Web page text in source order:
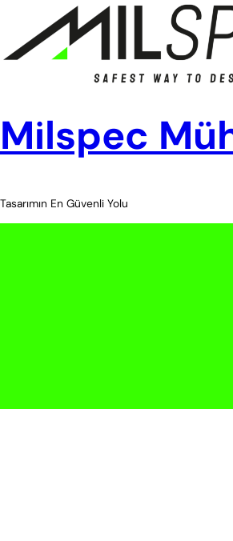
geç
Milspec
Tasarımın En Güvenli Yolu